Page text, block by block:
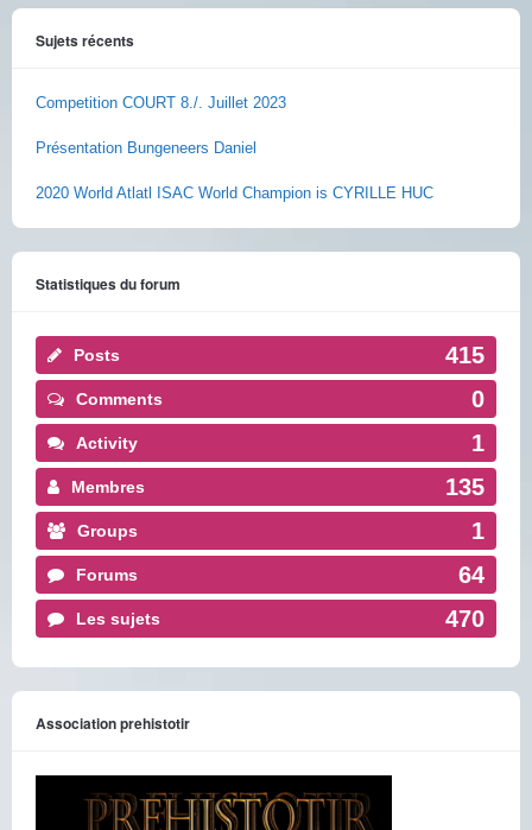
Sujets récents
Competition COURT 8./. Juillet 2023
Présentation Bungeneers Daniel
2020 World Atlatl ISAC World Champion is CYRILLE HUC
Statistiques du forum
Posts 415
Comments 0
Activity 1
Membres 135
Groups 1
Forums 64
Les sujets 470
Association prehistotir